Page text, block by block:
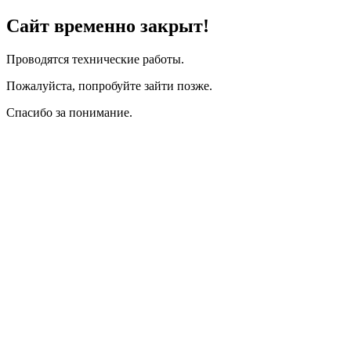
Сайт временно закрыт!
Проводятся технические работы.
Пожалуйста, попробуйте зайти позже.
Спасибо за понимание.